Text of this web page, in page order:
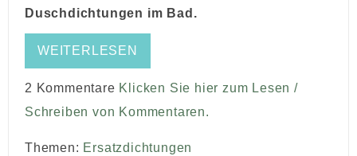
Duschdichtungen im Bad.
WEITERLESEN
2 Kommentare Klicken Sie hier zum Lesen /
Schreiben von Kommentaren.
Themen: Ersatzdichtungen